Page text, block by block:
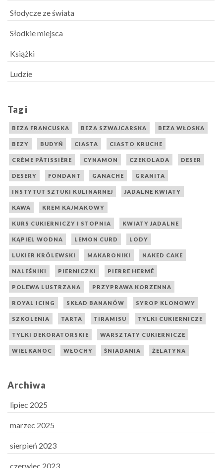
Słodycze ze świata
Słodkie miejsca
Książki
Ludzie
Tagi
BEZA FRANCUSKA BEZA SZWAJCARSKA BEZA WŁOSKA
BEZY BUDYŃ CIASTA CIASTO KRUCHE
CRÈME PÂTISSIÈRE CYNAMON CZEKOLADA DESER
DESERY FONDANT GANACHE GRANITA
INSTYTUT SZTUKI KULINARNEJ JADALNE KWIATY
KAWA KREM KAJMAKOWY
KURS CUKIERNICZY I STOPNIA KWIATY JADALNE
KĄPIEL WODNA LEMON CURD LODY
LUKIER KRÓLEWSKI MAKARONIKI NAKED CAKE
NALEŚNIKI PIERNICZKI PIERRE HERMÉ
POLEWA LUSTRZANA PRZYPRAWA KORZENNA
ROYAL ICING SKŁAD BANANÓW SYROP KLONOWY
SZKOLENIA TARTA TIRAMISU TYLKI CUKIERNICZE
TYLKI DEKORATORSKIE WARSZTATY CUKIERNICZE
WIELKANOC WŁOCHY ŚNIADANIA ŻELATYNA
Archiwa
lipiec 2025
marzec 2025
sierpień 2023
czerwiec 2023